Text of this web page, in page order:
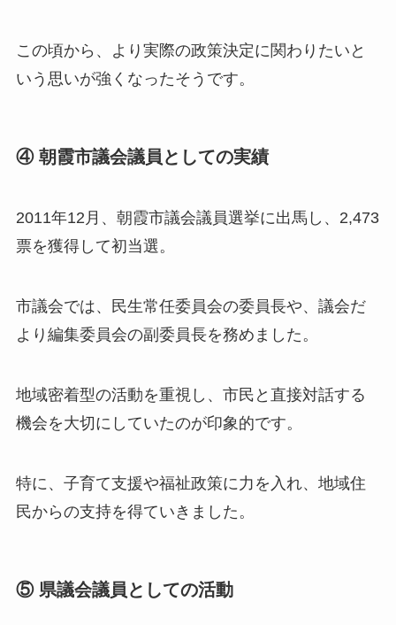
この頃から、より実際の政策決定に関わりたいと
いう思いが強くなったそうです。
④ 朝霞市議会議員としての実績
2011年12月、朝霞市議会議員選挙に出馬し、2,473
票を獲得して初当選。
市議会では、民生常任委員会の委員長や、議会だ
より編集委員会の副委員長を務めました。
地域密着型の活動を重視し、市民と直接対話する
機会を大切にしていたのが印象的です。
特に、子育て支援や福祉政策に力を入れ、地域住
民からの支持を得ていきました。
⑤ 県議会議員としての活動